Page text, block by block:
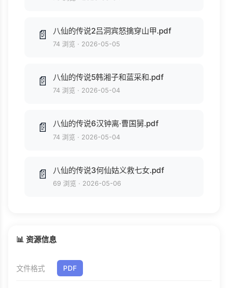
📄 八仙的传说2吕洞宾怒擒穿山甲.pdf
74 浏览 · 2026-05-05
📄 八仙的传说5韩湘子和蓝采和.pdf
74 浏览 · 2026-05-04
📄 八仙的传说6汉钟离·曹国舅.pdf
74 浏览 · 2026-05-04
📄 八仙的传说3何仙姑义救七女.pdf
69 浏览 · 2026-05-06
📊 资源信息
文件格式 PDF